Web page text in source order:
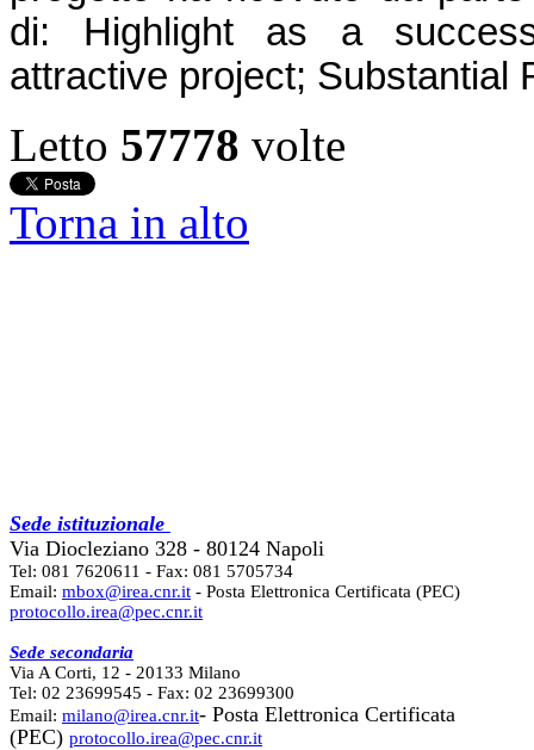
di: Highlight as a
attractive project; Substantial
Letto 57778 volte
Torna in alto
Sede istituzionale
Via Diocleziano 328 - 80124 Napoli
Tel: 081 7620611 - Fax: 081 5705734
Email: mbox@irea.cnr.it - Posta Elettronica Certificata (PEC)
protocollo.irea@pec.cnr.it
Sede secondaria
Via A Corti, 12 - 20133 Milano
Tel: 02 23699545 - Fax: 02 23699300
Email: milano@irea.cnr.it- Posta Elettronica Certificata
(PEC) protocollo.irea@pec.cnr.it